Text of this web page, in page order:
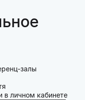
залы
в личном кабинете